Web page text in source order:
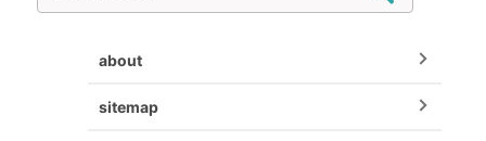
about
sitemap